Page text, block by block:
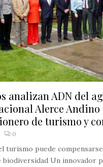
analizan ADN del
Alerce
de turismo y
0
turismo puede
biodiversidad Un innovador